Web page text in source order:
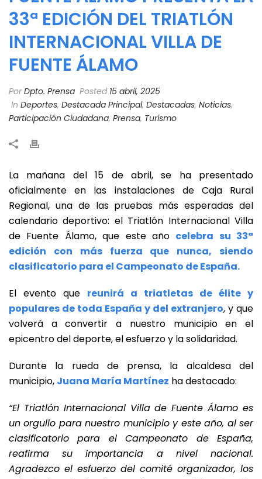
33ª EDICIÓN DEL TRIATLÓN
INTERNACIONAL VILLA DE
FUENTE ÁLAMO
PorDpto. Prensa Posted 15 abril, 2025
In Deportes, Destacada Principal, Destacadas, Noticias,
Participación Ciudadana, Prensa, Turismo
La mañana del 15 de abril, se ha presentado
oficialmente en las instalaciones de Caja Rural
Regional, una de las pruebas más esperadas del
calendario deportivo: el Triatlón Internacional Villa
de Fuente Álamo, que este año celebra su 33ª
edición con más fuerza que nunca, siendo
clasificatorio para el Campeonato de España.
El evento que reunirá a triatletas de élite y
populares de toda España y del extranjero, y que
volverá a convertir a nuestro municipio en el
epicentro del deporte, el esfuerzo y la solidaridad.
Durante la rueda de prensa, la alcaldesa del
municipio, Juana María Martínez ha destacado:
“El Triatlón Internacional Villa de Fuente Álamo es
un orgullo para nuestro municipio y este año, al ser
clasificatorio para el Campeonato de España,
reafirma su importancia a nivel nacional.
Agradezco el esfuerzo del comité organizador, los